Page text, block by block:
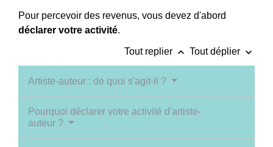
Pour percevoir des revenus, vous devez d'abord
déclarer votre activité.
Tout replier keyboard_arrow_up Tout déplier keyboard_arrow_down
Artiste-auteur : de quoi s'agit-il ?
Pourquoi déclarer votre activité d'artiste-
auteur ?